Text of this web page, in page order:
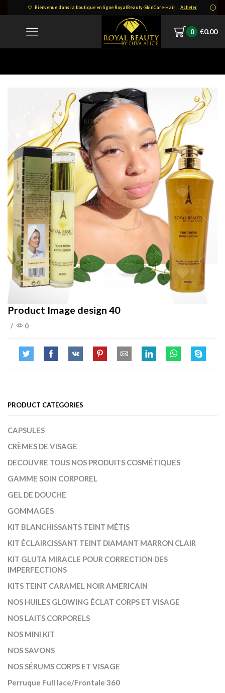
Bienvenue dans la boutique en ligne RoyalBeauty-SkinCare-Hair Acheter
0 €0.00
Product Image design 40
/ 0
PRODUCT CATEGORIES
CAPSULES
CRÈMES DE VISAGE
DECOUVRE TOUS NOS PRODUITS COSMÉTIQUES
GAMME SOIN CORPOREL
GEL DE DOUCHE
GOMMAGES
KIT BLANCHISSANTS TEINT MÉTIS
KIT ÉCLAIRCISSANT TEINT DIAMANT MARRON CLAIR
KIT GLUTA MIRACLE POUR CORRECTION DES
IMPERFECTIONS
KITS TEINT CARAMEL NOIR AMERICAIN
NOS HUILES GLOWING ÉCLAT CORPS ET VISAGE
NOS LAITS CORPORELS
NOS MINI KIT
NOS SAVONS
NOS SÉRUMS CORPS ET VISAGE
Perruque Full lace/Frontale 360